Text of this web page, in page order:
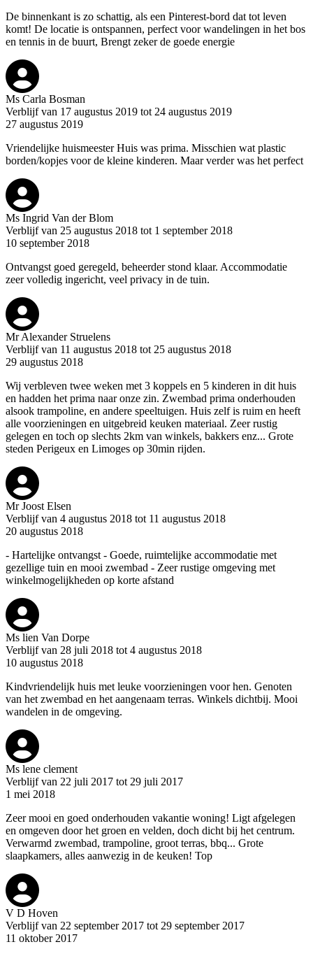
De binnenkant is zo schattig, als een Pinterest-bord dat tot leven
komt! De locatie is ontspannen, perfect voor wandelingen in het bos
en tennis in de buurt, Brengt zeker de goede energie
Ms Carla Bosman
Verblijf van 17 augustus 2019 tot 24 augustus 2019
27 augustus 2019
Vriendelijke huismeester Huis was prima. Misschien wat plastic
borden/kopjes voor de kleine kinderen. Maar verder was het perfect
Ms Ingrid Van der Blom
Verblijf van 25 augustus 2018 tot 1 september 2018
10 september 2018
Ontvangst goed geregeld, beheerder stond klaar. Accommodatie
zeer volledig ingericht, veel privacy in de tuin.
Mr Alexander Struelens
Verblijf van 11 augustus 2018 tot 25 augustus 2018
29 augustus 2018
Wij verbleven twee weken met 3 koppels en 5 kinderen in dit huis
en hadden het prima naar onze zin. Zwembad prima onderhouden
alsook trampoline, en andere speeltuigen. Huis zelf is ruim en heeft
alle voorzieningen en uitgebreid keuken materiaal. Zeer rustig
gelegen en toch op slechts 2km van winkels, bakkers enz... Grote
steden Perigeux en Limoges op 30min rijden.
Mr Joost Elsen
Verblijf van 4 augustus 2018 tot 11 augustus 2018
20 augustus 2018
- Hartelijke ontvangst - Goede, ruimtelijke accommodatie met
gezellige tuin en mooi zwembad - Zeer rustige omgeving met
winkelmogelijkheden op korte afstand
Ms lien Van Dorpe
Verblijf van 28 juli 2018 tot 4 augustus 2018
10 augustus 2018
Kindvriendelijk huis met leuke voorzieningen voor hen. Genoten
van het zwembad en het aangenaam terras. Winkels dichtbij. Mooi
wandelen in de omgeving.
Ms lene clement
Verblijf van 22 juli 2017 tot 29 juli 2017
1 mei 2018
Zeer mooi en goed onderhouden vakantie woning! Ligt afgelegen
en omgeven door het groen en velden, doch dicht bij het centrum.
Verwarmd zwembad, trampoline, groot terras, bbq... Grote
slaapkamers, alles aanwezig in de keuken! Top
V D Hoven
Verblijf van 22 september 2017 tot 29 september 2017
11 oktober 2017